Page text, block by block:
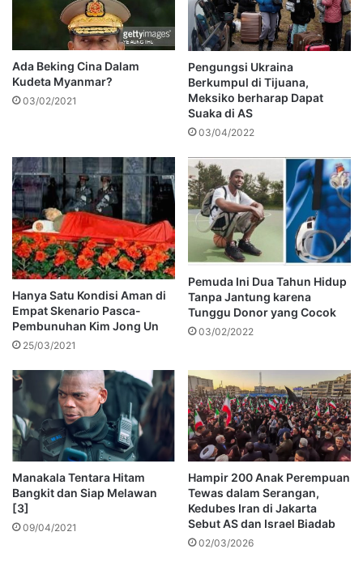
Ada Beking Cina Dalam
Kudeta Myanmar?
03/02/2021
Pengungsi Ukraina
Berkumpul di Tijuana,
Meksiko berharap Dapat
Suaka di AS
03/04/2022
Hanya Satu Kondisi Aman di
Empat Skenario Pasca-
Pembunuhan Kim Jong Un
25/03/2021
Pemuda Ini Dua Tahun Hidup
Tanpa Jantung karena
Tunggu Donor yang Cocok
03/02/2022
Manakala Tentara Hitam
Bangkit dan Siap Melawan
[3]
09/04/2021
Hampir 200 Anak Perempuan
Tewas dalam Serangan,
Kedubes Iran di Jakarta
Sebut AS dan Israel Biadab
02/03/2026